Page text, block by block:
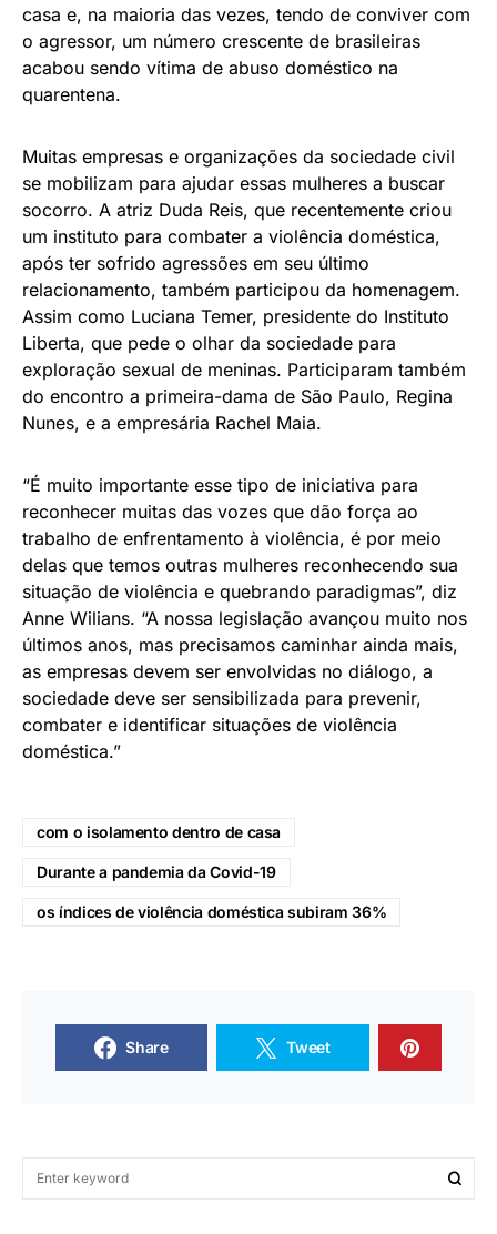
casa e, na maioria das vezes, tendo de conviver com
o agressor, um número crescente de brasileiras
acabou sendo vítima de abuso doméstico na
quarentena.
Muitas empresas e organizações da sociedade civil
se mobilizam para ajudar essas mulheres a buscar
socorro. A atriz Duda Reis, que recentemente criou
um instituto para combater a violência doméstica,
após ter sofrido agressões em seu último
relacionamento, também participou da homenagem.
Assim como Luciana Temer, presidente do Instituto
Liberta, que pede o olhar da sociedade para
exploração sexual de meninas. Participaram também
do encontro a primeira-dama de São Paulo, Regina
Nunes, e a empresária Rachel Maia.
“É muito importante esse tipo de iniciativa para
reconhecer muitas das vozes que dão força ao
trabalho de enfrentamento à violência, é por meio
delas que temos outras mulheres reconhecendo sua
situação de violência e quebrando paradigmas”, diz
Anne Wilians. “A nossa legislação avançou muito nos
últimos anos, mas precisamos caminhar ainda mais,
as empresas devem ser envolvidas no diálogo, a
sociedade deve ser sensibilizada para prevenir,
combater e identificar situações de violência
doméstica.”
com o isolamento dentro de casa
Durante a pandemia da Covid-19
os índices de violência doméstica subiram 36%
Share Tweet